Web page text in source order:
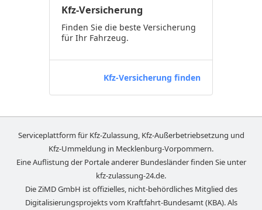
Kfz-Versicherung
Finden Sie die beste Versicherung
für Ihr Fahrzeug.
Kfz-Versicherung finden
Serviceplattform für Kfz-Zulassung, Kfz-Außerbetriebsetzung und
Kfz-Ummeldung in Mecklenburg-Vorpommern.
Eine Auflistung der Portale anderer Bundesländer finden Sie unter
kfz-zulassung-24.de.
Die ZiMD GmbH ist offizielles, nicht-behördliches Mitglied des
Digitalisierungsprojekts vom Kraftfahrt-Bundesamt (KBA). Als